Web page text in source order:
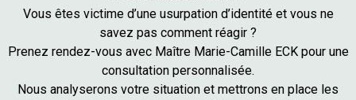
Vous êtes victime d’une usurpation d’identité et vous ne
savez pas comment réagir ?
Prenez rendez-vous avec Maître Marie-Camille ECK pour une
consultation personnalisée.
Nous analyserons votre situation et mettrons en place les